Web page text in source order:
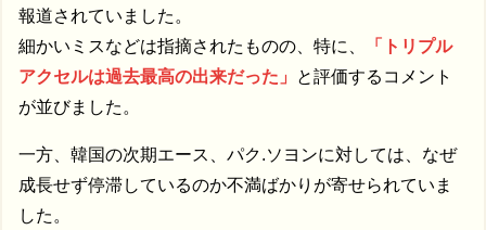
報道されていました。
細かいミスなどは指摘されたものの、特に、
「トリプル
アクセルは過去最高の出来だった」
と評価するコメント
が並びました。
一方、韓国の次期エース、パク.ソヨンに対しては、なぜ
成長せず停滞しているのか不満ばかりが寄せられていま
した。